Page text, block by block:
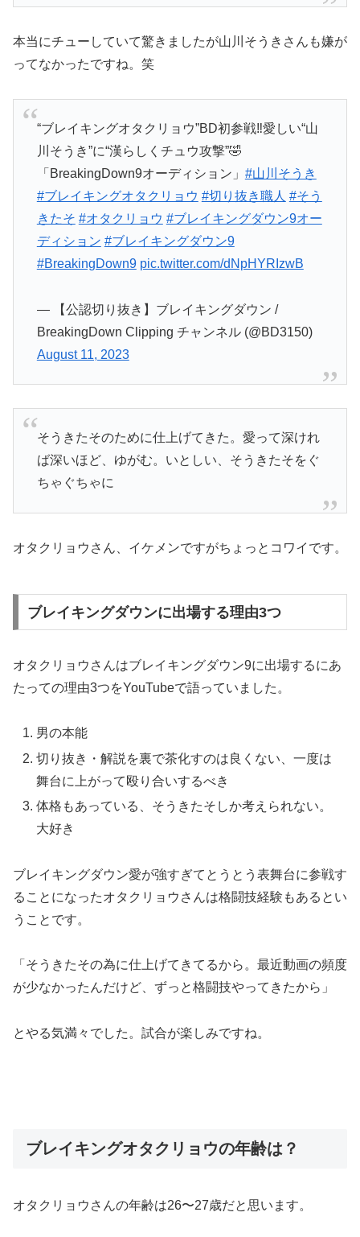
本当にチューしていて驚きましたが山川そうきさんも嫌が
ってなかったですね。笑
“ブレイキングオタクリョウ”BD初参戦‼️愛しい“山
川そうき”に“漢らしくチュウ攻撃”🤣
「BreakingDown9オーディション」 #山川そうき
#ブレイキングオタクリョウ #切り抜き職人 #そう
きたそ #オタクリョウ #ブレイキングダウン9オー
ディション #ブレイキングダウン9
#BreakingDown9 pic.twitter.com/dNpHYRIzwB
— 【公認切り抜き】ブレイキングダウン /
BreakingDown Clipping チャンネル (@BD3150)
August 11, 2023
そうきたそのために仕上げてきた。愛って深けれ
ば深いほど、ゆがむ。いとしい、そうきたそをぐ
ちゃぐちゃに
オタクリョウさん、イケメンですがちょっとコワイです。
ブレイキングダウンに出場する理由3つ
オタクリョウさんはブレイキングダウン9に出場するにあ
たっての理由3つをYouTubeで語っていました。
男の本能
切り抜き・解説を裏で茶化すのは良くない、一度は
舞台に上がって殴り合いするべき
体格もあっている、そうきたそしか考えられない。
大好き
ブレイキングダウン愛が強すぎてとうとう表舞台に参戦す
ることになったオタクリョウさんは格闘技経験もあるとい
うことです。
「そうきたその為に仕上げてきてるから。最近動画の頻度
が少なかったんだけど、ずっと格闘技やってきたから」
とやる気満々でした。試合が楽しみですね。
ブレイキングオタクリョウの年齢は？
オタクリョウさんの年齢は26〜27歳だと思います。